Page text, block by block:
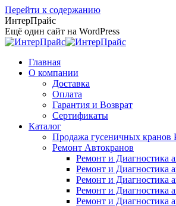
Перейти к содержанию
ИнтерПрайс
Ещё один сайт на WordPress
Главная
О компании
Доставка
Оплата
Гарантия и Возврат
Сертификаты
Каталог
Продажа гусеничных
Ремонт Автокранов
Ремонт и Диагностика
Ремонт и Диагностика
Ремонт и Диагностика
Ремонт и Диагностика
Ремонт и Диагностика